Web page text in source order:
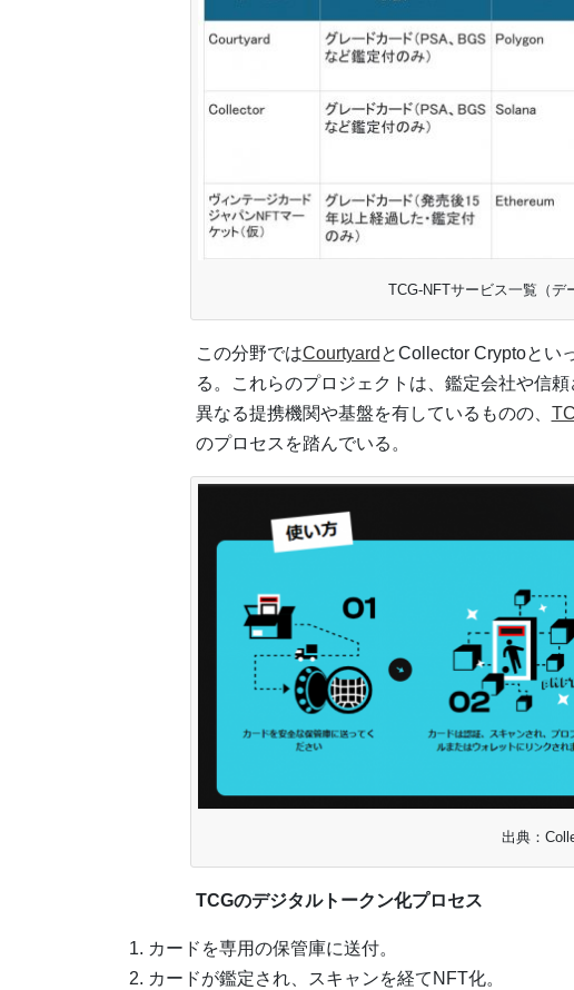
TCG-NFTサービス一覧（デ
この分野ではCourtyard とCollector Cryptoとい
る。これらのプロジェクトは、鑑定会社や信
異なる提携機関や基盤を有しているものの、
のプロセスを踏んでいる。
出典：
TCGのデジタルトークン化プロセス
カードを専用の保管庫に送付。
カードが鑑定され、スキャンを経てNFT化。